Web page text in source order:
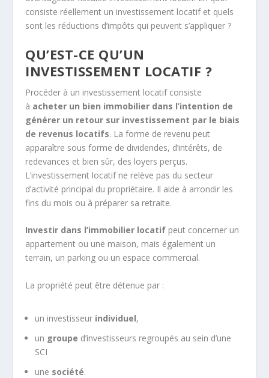
consiste réellement un investissement locatif et quels
sont les réductions d’impôts qui peuvent s’appliquer ?
QU’EST-CE QU’UN
INVESTISSEMENT LOCATIF ?
Procéder à un investissement locatif consiste
à acheter un bien immobilier dans l’intention de
générer un retour sur investissement par le biais
de revenus locatifs. La forme de revenu peut
apparaître sous forme de dividendes, d’intérêts, de
redevances et bien sûr, des loyers perçus.
L’investissement locatif ne relève pas du secteur
d’activité principal du propriétaire. Il aide à arrondir les
fins du mois ou à préparer sa retraite.
Investir dans l’immobilier locatif peut concerner un
appartement ou une maison, mais également un
terrain, un parking ou un espace commercial.
La propriété peut être détenue par :
un investisseur individuel,
un groupe d’investisseurs regroupés au sein d’une
SCI
une société.